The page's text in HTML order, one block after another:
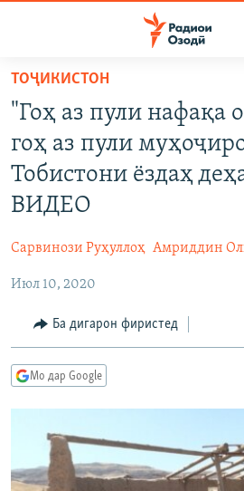
Ҷаҳиш
мояи
аслӣ
Ҷаҳиш
ба
феҳристи
Ҷаҳиш
ба
ГӮШАҲО
ИҚТИСОД
ҶОМЕА
ОСИЁИ МАРКАЗӢ
ФАРҲАНГ
МЕҲМОНИ ОЗОДӢ
ГАПИ ОЗОД
РӮЗГОРИ МУҲОҶИР
САЛОМ, ХОҲАР
ҶАНГ ДАР УКРАИНА
НАЗАРИ МАРДУМ
БЛОГИСТОН
ЧАНДРАСОНАӢ
НИГОРИСТОН
КИТОБҲОИ ОЗОДӢ
Русский
ПАЙГИРӢ КУНЕД
ТОҶИКИСТОН
"Гоҳ аз пули нафақа
гоҳ аз пули
Тобистони ёздаҳ
ВИДЕО
Сарвинози Руҳуллоҳ Амриддин
Июл 10, 2020
Ба дигарон фиристед
Мо дар Google